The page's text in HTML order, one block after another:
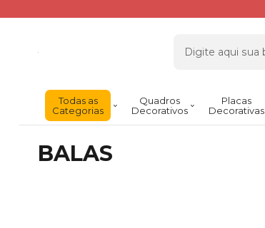
Todas as
Categorias
Quadros
Decorativos
Placas
Decorativas
BALAS